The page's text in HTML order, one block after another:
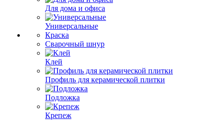
Для дома и офиса
Универсальные
Краска
Сварочный шнур
Клей
Профиль для керамической плитки
Подложка
Крепеж